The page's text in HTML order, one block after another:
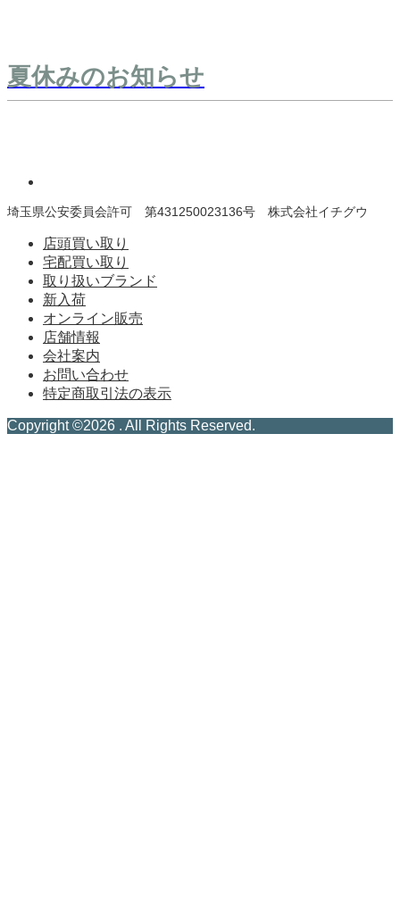
夏休みのお知らせ
埼玉県公安委員会許可 第431250023136号 株式会社イチグウ
店頭買い取り
宅配買い取り
取り扱いブランド
新入荷
オンライン販売
店舗情報
会社案内
お問い合わせ
特定商取引法の表示
Copyright ©2026 . All Rights Reserved.